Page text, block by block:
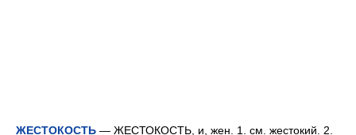
ЖЕСТОКОСТЬ — ЖЕСТОКОСТЬ, и, жен. 1. см. жестокий. 2.